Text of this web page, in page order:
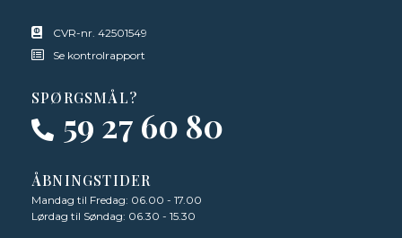
CVR-nr. 42501549
Se kontrolrapport
SPØRGSMÅL?
59 27 60 80
ÅBNINGSTIDER
Mandag til Fredag: 06.00 - 17.00
Lørdag til Søndag: 06.30 - 15.30